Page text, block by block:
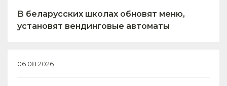
В беларусских школах обновят меню,
установят вендинговые автоматы
06.08.2026